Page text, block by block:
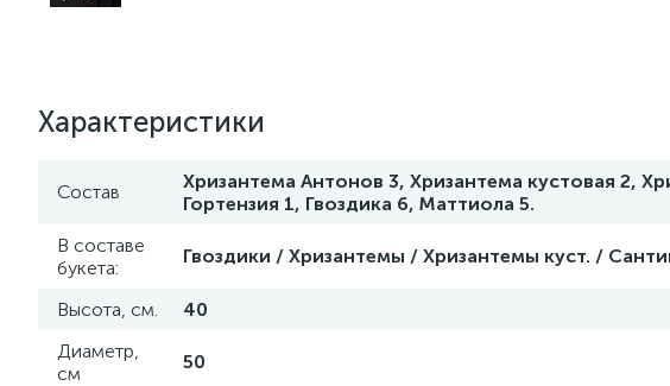
Характеристики
Состав
Хризантема Антонов 3, Хризантема кустовая 2,
Гортензия 1, Гвоздика 6, Маттиола 5.
В составе
букета:
Гвоздики / Хризантемы / Хризантемы куст. /
Высота, см.
40
Диаметр,
см
50